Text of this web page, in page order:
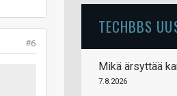
siitä
#6
TECHBBS
Mikä ärsyttää
7.8.2026